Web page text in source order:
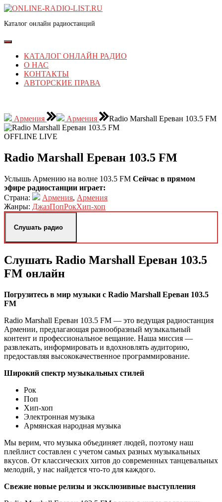
Перейти
содержимому
к
содержимому
Каталог онлайн радиостанций
Кнопка
ОткрытьКАТАЛОГ ОНЛАЙН РАДИО
О НАС
КОНТАКТЫ
АВТОРСКИЕ ПРАВА
Армения
Армения Radio Marshall Ереван 103.5 FM
OFFLINE LIVE
Radio Marshall Ереван 103.5 FM
Услышь Армению на волне 103.5 FM Сейчас в прямом
эфире радиостанции играет:
Страна:
Армения, Армения
Жанры: ДжазПопРокХип-хоп
Слушать радио
Слушать Radio Marshall Ереван 103.5
FM онлайн
Погрузитесь в мир музыки с Radio Marshall Ереван 103.5
FM
Radio Marshall Ереван 103.5 FM — это ведущая радиостанция
Армении, предлагающая разнообразный музыкальный
контент и профессиональное вещание. Наша миссия —
развлекать, информировать и вдохновлять аудиторию,
предоставляя высококачественное программирование.
Широкий спектр музыкальных стилей
Рок
Поп
Хип-хоп
Электронная музыка
Армянская народная музыка
Мы верим, что музыка объединяет людей, поэтому наш
плейлист составлен с учетом самых разных музыкальных
вкусов. От классических хитов до современных танцевальных
мелодий, у нас найдется что-то для каждого.
Свежие новые релизы и эксклюзивные выступления